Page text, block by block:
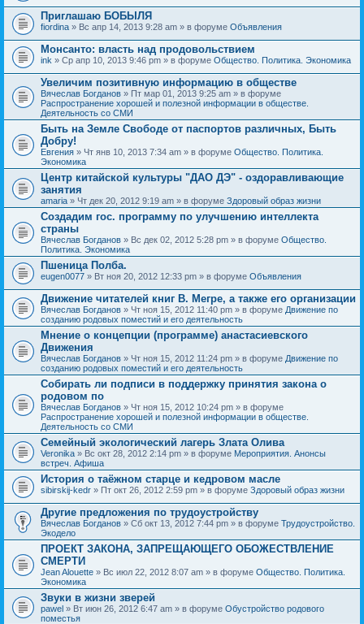
я
т
е
м
а
с
о
д
е
р
ж
и
т
о
п
р
о
с
.
о
ж
е
н
и
я
Приглашаю БОБЫЛЯ
fiordina » Вс апр 14, 2013 9:28 am » в форуме Объявления
Монсанто: власть над продовольствием
ink » Ср апр 10, 2013 9:46 pm » в форуме Общество. Политика. Экономика
Увеличим позитивную информацию в обществе
Вячеслав Богданов » Пт мар 01, 2013 9:25 am » в форуме
Распространение хорошей и полезной информации в обществе.
Деятельность со СМИ
Быть на Земле Свободе от паспортов различных, Быть
Добру!
Евгения » Чт янв 10, 2013 7:34 am » в форуме Общество. Политика.
Экономика
Центр китайской культуры "ДАО ДЭ" - оздоравливающие
занятия
amaria » Чт дек 20, 2012 9:19 am » в форуме Здоровый образ жизни
Создадим гос. программу по улучшению интеллекта
страны
Вячеслав Богданов » Вс дек 02, 2012 5:28 pm » в форуме Общество.
Политика. Экономика
Пшеница Полба.
eugen0077 » Вт ноя 20, 2012 12:33 pm » в форуме Объявления
Движение читателей книг В. Мегре, а также его организации
Вячеслав Богданов » Чт ноя 15, 2012 11:40 pm » в форуме Движение по
созданию родовых поместий и его деятельность
Мнение о концепции (программе) анастасиевского
Движения
Вячеслав Богданов » Чт ноя 15, 2012 11:24 pm » в форуме Движение по
созданию родовых поместий и его деятельность
Собирать ли подписи в поддержку принятия закона о
родовом по
Вячеслав Богданов » Чт ноя 15, 2012 10:24 pm » в форуме
Распространение хорошей и полезной информации в обществе.
Деятельность со СМИ
Семейный экологический лагерь Злата Олива
Veronika » Вс окт 28, 2012 2:14 pm » в форуме Мероприятия. Анонсы
встреч. Афиша
История о таёжном старце и кедровом масле
sibirskij-kedr » Пт окт 26, 2012 2:59 pm » в форуме Здоровый образ жизни
Другие предложения по трудоустройству
Вячеслав Богданов » Сб окт 13, 2012 7:44 pm » в форуме Трудоустройство.
Экодело
ПРОЕКТ ЗАКОНА, ЗАПРЕЩАЮЩЕГО ОБОЖЕСТВЛЕНИЕ
СМЕРТИ
Jean Alouette » Вс июл 22, 2012 8:07 am » в форуме Общество. Политика.
Экономика
Звуки в жизни зверей
pawel » Вт июн 26, 2012 6:47 am » в форуме Обустройство родового
поместья